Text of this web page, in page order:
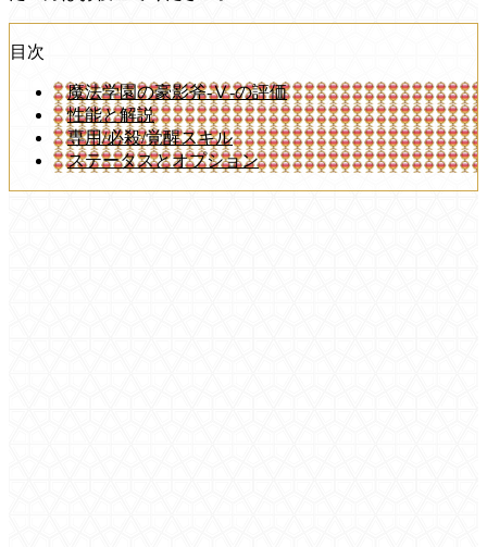
目次
魔法学園の豪影斧-Ⅴ-の評価
性能と解説
専用/必殺/覚醒スキル
ステータスとオプション